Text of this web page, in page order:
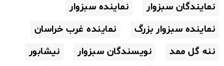
نمایندگان سبزوار
نماینده سبزوار
نماینده سبزوار بزرگ
نماینده غرب خراسان
ننه گل ممد
نویسندگان سبزوار
نیشابور